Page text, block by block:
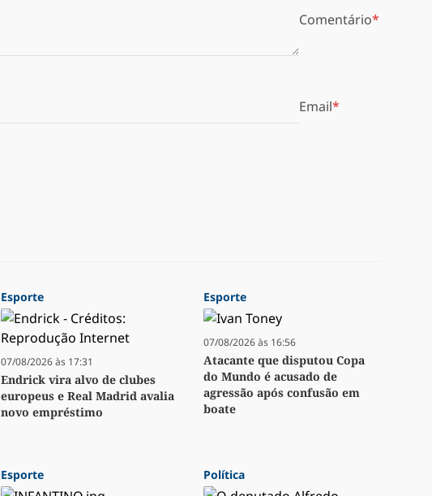
Comentário
Email
Esporte
07/08/2026 às 17:31
Endrick vira alvo de clubes
europeus e Real Madrid avalia
novo empréstimo
Esporte
07/08/2026 às 16:56
Atacante que disputou Copa
do Mundo é acusado de
agressão após confusão em
boate
Esporte Política